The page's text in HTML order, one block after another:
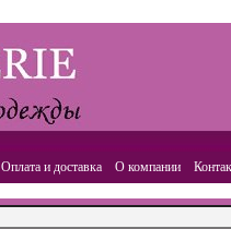
Оплата и доставка О компании